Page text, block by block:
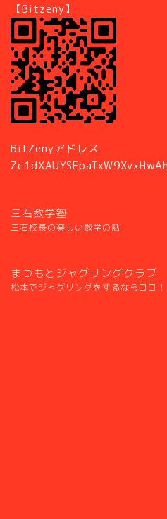
【Bitzeny】
BitZenyアドレス
三石数学塾
三石校長の楽しい数学の話
まつもとジャグリングクラブ
松本でジャグリングをするならココ！